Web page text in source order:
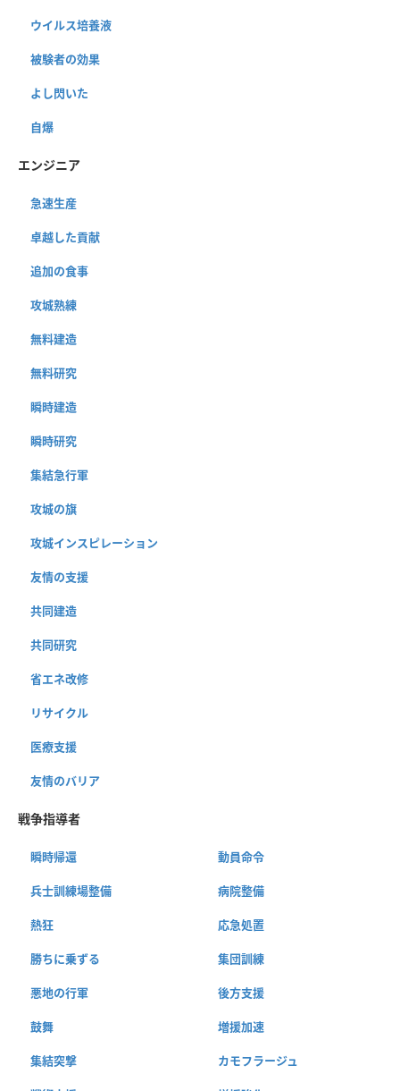
ウイルス培養液
被験者の効果
よし閃いた
自爆
エンジニア
急速生産
卓越した貢献
追加の食事
攻城熟練
無料建造
無料研究
瞬時建造
瞬時研究
集結急行軍
攻城の旗
攻城インスピレーション
友情の支援
共同建造
共同研究
省エネ改修
リサイクル
医療支援
友情のバリア
戦争指導者
瞬時帰還 動員命令
兵士訓練場整備 病院整備
熱狂 応急処置
勝ちに乗ずる 集団訓練
悪地の行軍 後方支援
鼓舞 増援加速
集結突撃 カモフラージュ